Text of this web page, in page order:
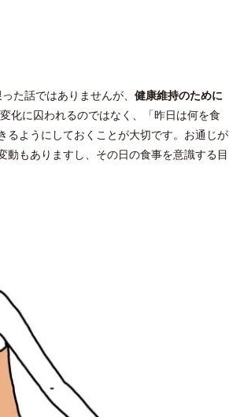
た話ではありませんが、 健康維持のために
化に囚われるのではなく、「昨日は何を食
るようにしておくことが大切です。お通じが
もありますし、その日の食事を意識する目